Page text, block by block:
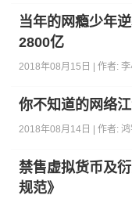
当年的网瘾少年
2800亿
2018年08月15日 | 作者:
你不知道的网络
2018年08月14日 | 作者:
禁售虚拟货币及
规范》